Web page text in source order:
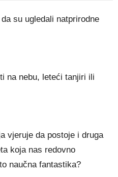
su ugledali natprirodne
na nebu, leteći tanjiri ili
vjeruje da postoje i druga
koja nas redovno
naučna fantastika?